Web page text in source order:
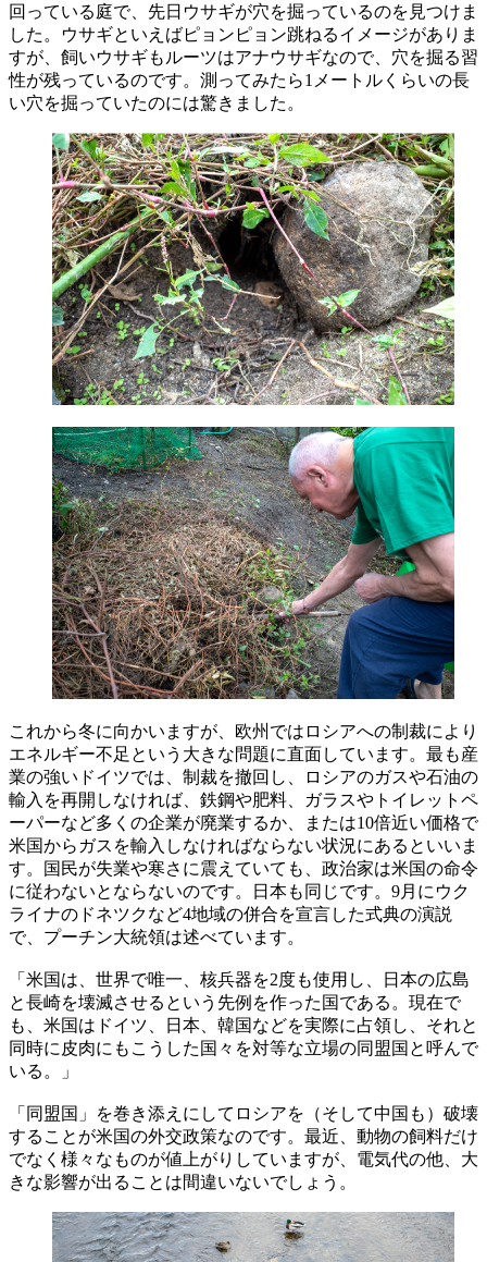
回っている庭で、先日ウサギが穴を掘っているのを見つけま
した。ウサギといえばピョンピョン跳ねるイメージがありま
すが、飼いウサギもルーツはアナウサギなので、穴を掘る習
性が残っているのです。測ってみたら1メートルくらいの長
い穴を掘っていたのには驚きました。
これから冬に向かいますが、欧州ではロシアへの制裁により
エネルギー不足という大きな問題に直面しています。最も産
業の強いドイツでは、制裁を撤回し、ロシアのガスや石油の
輸入を再開しなければ、鉄鋼や肥料、ガラスやトイレットペ
ーパーなど多くの企業が廃業するか、または10倍近い価格で
米国からガスを輸入しなければならない状況にあるといいま
す。国民が失業や寒さに震えていても、政治家は米国の命令
に従わないとならないのです。日本も同じです。9月にウク
ライナのドネツクなど4地域の併合を宣言した式典の演説
で、プーチン大統領は述べています。
「米国は、世界で唯一、核兵器を2度も使用し、日本の広島
と長崎を壊滅させるという先例を作った国である。現在で
も、米国はドイツ、日本、韓国などを実際に占領し、それと
同時に皮肉にもこうした国々を対等な立場の同盟国と呼んで
いる。」
「同盟国」を巻き添えにしてロシアを（そして中国も）破壊
することが米国の外交政策なのです。最近、動物の飼料だけ
でなく様々なものが値上がりしていますが、電気代の他、大
きな影響が出ることは間違いないでしょう。